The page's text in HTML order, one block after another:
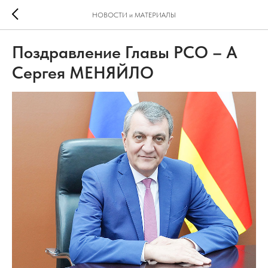
НОВОСТИ и МАТЕРИАЛЫ
Поздравление Главы РСО – А
Сергея МЕНЯЙЛО